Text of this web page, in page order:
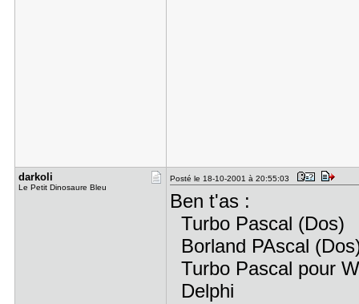
darkoli
Le Petit Dinosaure Bleu
Posté le 18-10-2001 à 20:55:03
Ben t'as :
Turbo Pascal (Dos)
Borland PAscal
Turbo Pascal pour
Delphi